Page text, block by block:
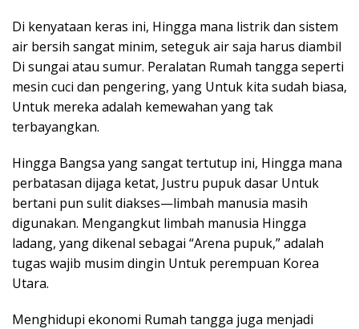
Di kenyataan keras ini, Hingga mana listrik dan sistem
air bersih sangat minim, seteguk air saja harus diambil
Di sungai atau sumur. Peralatan Rumah tangga seperti
mesin cuci dan pengering, yang Untuk kita sudah biasa,
Untuk mereka adalah kemewahan yang tak
terbayangkan.
Hingga Bangsa yang sangat tertutup ini, Hingga mana
perbatasan dijaga ketat, Justru pupuk dasar Untuk
bertani pun sulit diakses—limbah manusia masih
digunakan. Mengangkut limbah manusia Hingga
ladang, yang dikenal sebagai “Arena pupuk,” adalah
tugas wajib musim dingin Untuk perempuan Korea
Utara.
Menghidupi ekonomi Rumah tangga juga menjadi